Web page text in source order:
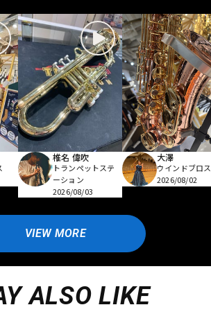
椎名 偉吹
トランペットステ
ーション
2026/08/03
大澤
ウインドブロス
2026/08/02
VIEW MORE
ALSO LIKE